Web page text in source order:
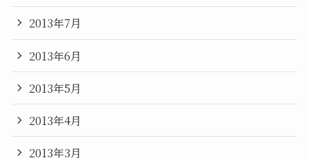
2013年7月
2013年6月
2013年5月
2013年4月
2013年3月